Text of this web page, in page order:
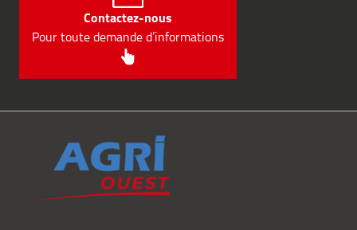
Contactez-nous
Pour toute demande d’informations